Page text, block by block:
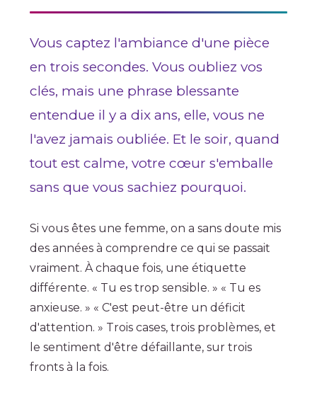
Vous captez l'ambiance d'une pièce
en trois secondes. Vous oubliez vos
clés, mais une phrase blessante
entendue il y a dix ans, elle, vous ne
l'avez jamais oubliée. Et le soir, quand
tout est calme, votre cœur s'emballe
sans que vous sachiez pourquoi.
Si vous êtes une femme, on a sans doute mis
des années à comprendre ce qui se passait
vraiment. À chaque fois, une étiquette
différente. « Tu es trop sensible. » « Tu es
anxieuse. » « C'est peut-être un déficit
d'attention. » Trois cases, trois problèmes, et
le sentiment d'être défaillante, sur trois
fronts à la fois.